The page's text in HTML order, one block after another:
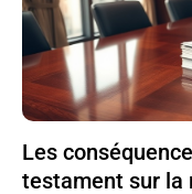
Les
testament sur la